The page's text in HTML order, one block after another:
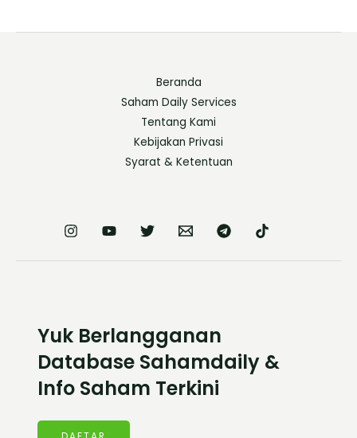
Beranda
Saham Daily Services
Tentang Kami
Kebijakan Privasi
Syarat & Ketentuan
Yuk Berlangganan
Database Sahamdaily &
Info Saham Terkini